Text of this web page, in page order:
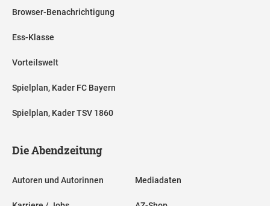
Browser-Benachrichtigung
Ess-Klasse
Vorteilswelt
Spielplan, Kader FC Bayern
Spielplan, Kader TSV 1860
Die Abendzeitung
Autoren und Autorinnen Mediadaten